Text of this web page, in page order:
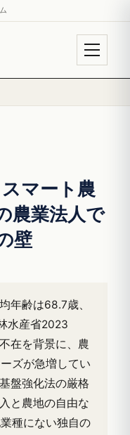
マート農
農業法人で
壁
年齢は68.7歳、
水産省2023
在を背景に、農
ズが急増してい
盤強化法の厳格
と農地の自由な
種にない独自の